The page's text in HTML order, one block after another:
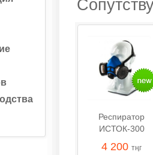
Респиратор
ИСТОК-300
4 200тңг